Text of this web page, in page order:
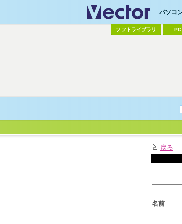
パソコ
ソフトライブラリ
戻る
名前